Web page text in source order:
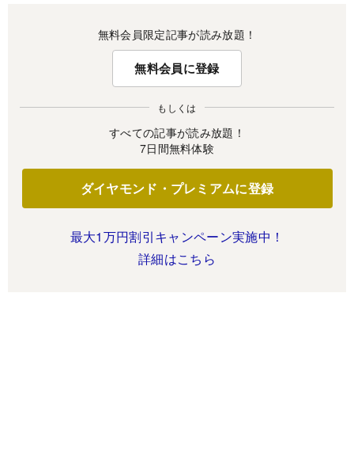
無料会員限定記事が読み放題！
無料会員に登録
もしくは
すべての記事が読み放題！
7日間無料体験
ダイヤモンド・プレミアムに登録
最大1万円割引キャンペーン実施中！
詳細はこちら